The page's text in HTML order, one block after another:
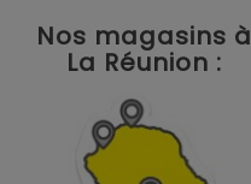
Nos magasins à
La Réunion :